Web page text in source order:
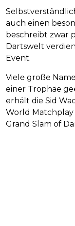
auch einen
beschreibt zwar
Dartswelt
Event.
Viele große
einer Trophäe
erhält die Sid
World Matchplay
Grand Slam of